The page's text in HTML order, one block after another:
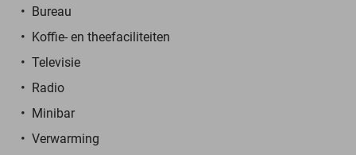
Bureau
Koffie- en theefaciliteiten
Televisie
Radio
Minibar
Verwarming